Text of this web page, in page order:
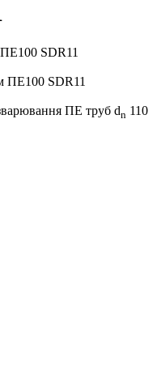
ПЕ100 SDR11
ПЕ труб dn 110